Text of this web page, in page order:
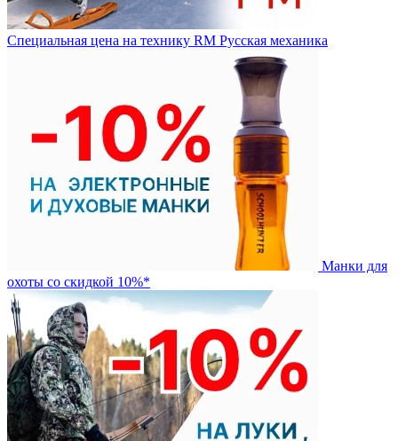
Специальная цена на технику RM Русская механика
Манки для
охоты со скидкой 10%*